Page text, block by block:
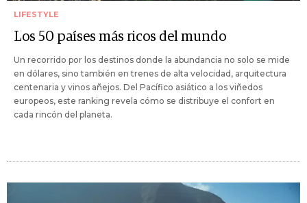
LIFESTYLE
Los 50 países más ricos del mundo
Un recorrido por los destinos donde la abundancia no solo se mide
en dólares, sino también en trenes de alta velocidad, arquitectura
centenaria y vinos añejos. Del Pacífico asiático a los viñedos
europeos, este ranking revela cómo se distribuye el confort en
cada rincón del planeta.